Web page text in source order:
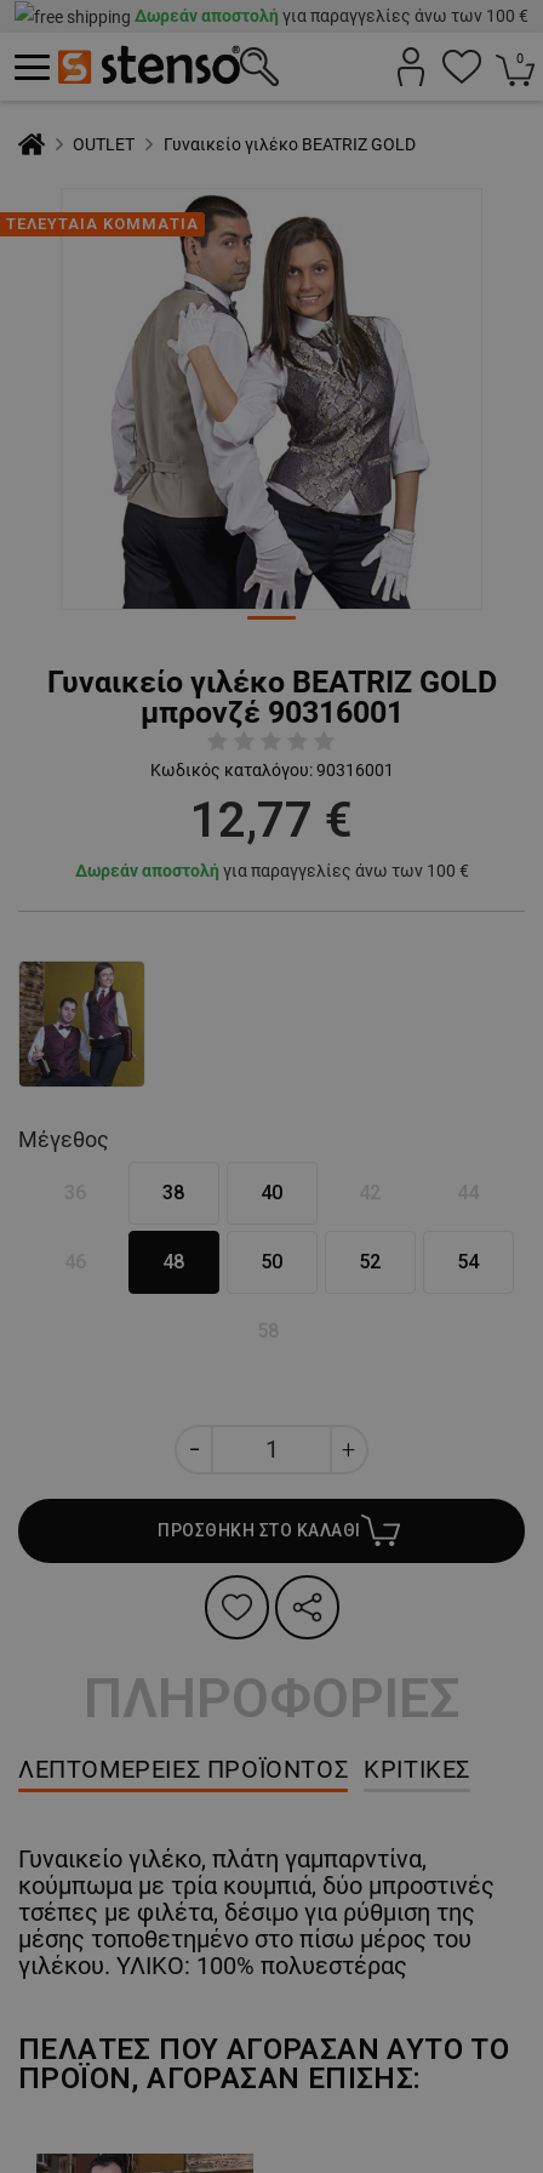
Δωρεάν αποστολή για παραγγελίες άνω των 100 €
0
OUTLET Γυναικείο γιλέκο BEATRIZ GOLD
ΤΕΛΕΥΤΑΙΑ ΚΟΜΜΑΤΙΑ
Γυναικείο γιλέκο BEATRIZ GOLD
μπρονζέ 90316001
Κωδικός καταλόγου: 90316001
12,77 €
Δωρεάν αποστολή για παραγγελίες άνω των 100 €
Μέγεθος
38 40
48 50 52 54
ΠΡΟΣΘΗΚΗ ΣΤΟ ΚΑΛΑΘΙ
ΠΛΗΡΟΦΟΡΙΕΣ
ΛΕΠΤΟΜΈΡΕΙΕΣ ΠΡΟΪΌΝΤΟΣ ΚΡΙΤΙΚΈΣ
Γυναικείο γιλέκο, πλάτη γαμπαρντίνα,
κούμπωμα με τρία κουμπιά, δύο μπροστινές
τσέπες με φιλέτα, δέσιμο για ρύθμιση της
μέσης τοποθετημένο στο πίσω μέρος του
γιλέκου. ΥΛΙΚΟ: 100% πολυεστέρας
ΠΕΛΆΤΕΣ ΠΟΥ ΑΓΌΡΑΣΑΝ ΑΥΤΌ ΤΟ
ΠΡΟΪΌΝ, ΑΓΌΡΑΣΑΝ ΕΠΊΣΗΣ: